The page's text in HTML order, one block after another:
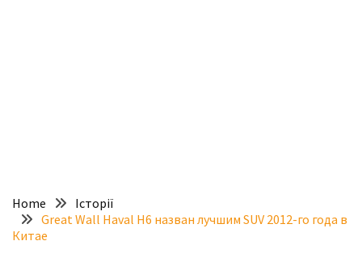
шукати
Home
Історії
Great Wall Haval H6 назван лучшим SUV 2012-го года в
Китае